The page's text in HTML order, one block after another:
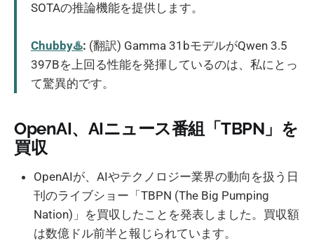
SOTAの推論機能を提供します。
Chubby♨️: (翻訳) Gamma 31bモデルがQwen 3.5
397Bを上回る性能を発揮しているのは、私にとっ
て驚異的です。
OpenAI、AIニュース番組「TBPN」を
買収
OpenAIが、AIやテクノロジー業界の動向を扱う日
刊のライブショー「TBPN (The Big Pumping
Nation)」を買収したことを発表しました。買収額
は数億ドル前半と報じられています。